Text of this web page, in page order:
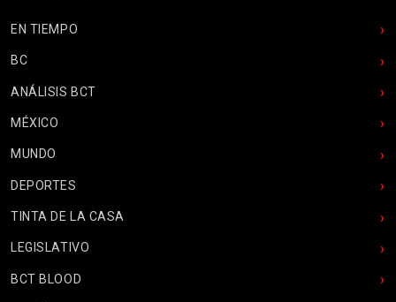
EN TIEMPO
BC
ANÁLISIS BCT
MÉXICO
MUNDO
DEPORTES
TINTA DE LA CASA
LEGISLATIVO
BCT BLOOD